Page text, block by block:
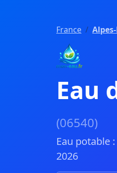
France
Eau
(06540)
Eau potable
2026